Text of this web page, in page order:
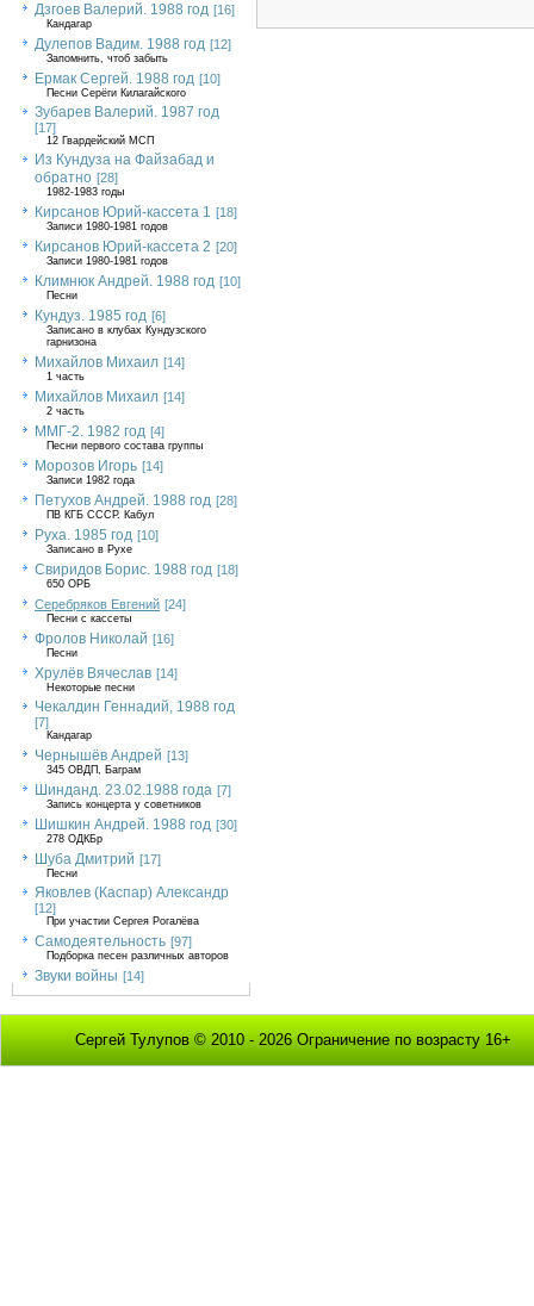
Дзгоев Валерий. 1988 год [16]
Кандагар
Дулепов Вадим. 1988 год [12]
Запомнить, чтоб забыть
Ермак Сергей. 1988 год [10]
Песни Серёги Килагайского
Зубарев Валерий. 1987 год
[17]
12 Гвардейский МСП
Из Кундуза на Файзабад и
обратно [28]
1982-1983 годы
Кирсанов Юрий-кассета 1 [18]
Записи 1980-1981 годов
Кирсанов Юрий-кассета 2 [20]
Записи 1980-1981 годов
Климнюк Андрей. 1988 год [10]
Песни
Кундуз. 1985 год [6]
Записано в клубах Кундузского
гарнизона
Михайлов Михаил [14]
1 часть
Михайлов Михаил [14]
2 часть
ММГ-2. 1982 год [4]
Песни первого состава группы
Морозов Игорь [14]
Записи 1982 года
Петухов Андрей. 1988 год [28]
ПВ КГБ СССР. Кабул
Руха. 1985 год [10]
Записано в Рухе
Свиридов Борис. 1988 год [18]
650 ОРБ
Серебряков Евгений [24]
Песни с кассеты
Фролов Николай [16]
Песни
Хрулёв Вячеслав [14]
Некоторые песни
Чекалдин Геннадий, 1988 год
[7]
Кандагар
Чернышёв Андрей [13]
345 ОВДП, Баграм
Шинданд. 23.02.1988 года [7]
Запись концерта у советников
Шишкин Андрей. 1988 год [30]
278 ОДКБр
Шуба Дмитрий [17]
Песни
Яковлев (Каспар) Александр
[12]
При участии Сергея Рогалёва
Самодеятельность [97]
Подборка песен различных авторов
Звуки войны [14]
Сергей Тулупов © 2010 - 2026 Ограничение по возрасту 16+